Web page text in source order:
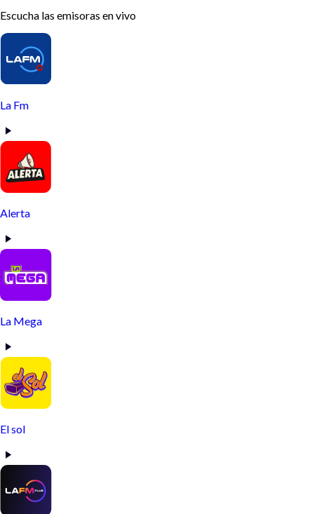
Escucha las emisoras en vivo
La Fm
Alerta
La Mega
El sol